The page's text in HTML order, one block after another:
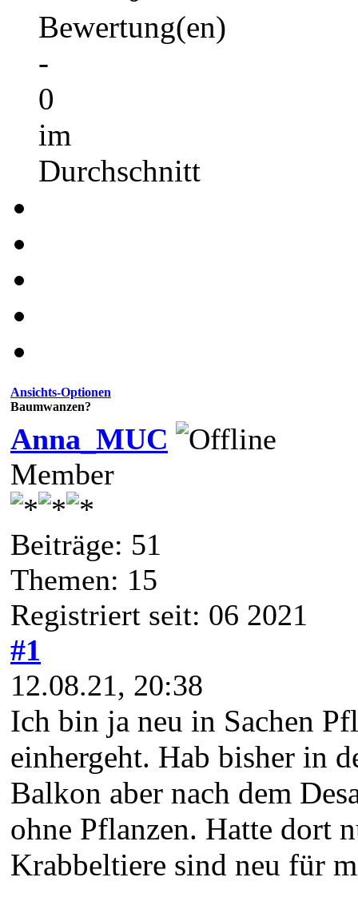
Bewertung(en)
-
0
im
Durchschnitt
Ansichts-Optionen
Baumwanzen?
Anna_MUC
Member
Beiträge: 51
Themen: 15
Registriert seit: 06 2021
#1
12.08.21, 20:38
Ich bin ja neu in Sachen
einhergeht. Hab bisher in
Balkon aber nach dem
ohne Pflanzen. Hatte dort
Krabbeltiere sind neu für